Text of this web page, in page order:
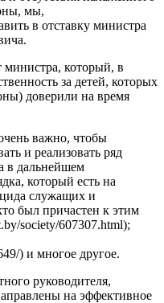
мы,
в отставку министра
который, в
за детей, которых
доверили на время
важно, чтобы
и реализовать ряд
в дальнейшем
который есть на
служащих и
был причастен к этим
society/607307.html);
) и многое другое.
руководителя,
на эффективное